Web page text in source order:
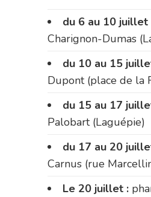
du 6 au 10 juillet
Charignon-Dumas
du 10 au 15
Dupont (place de la
du 15 au 17
Palobart (Laguépie)
du 17 au 20
Carnus (rue
Le 20 juillet :